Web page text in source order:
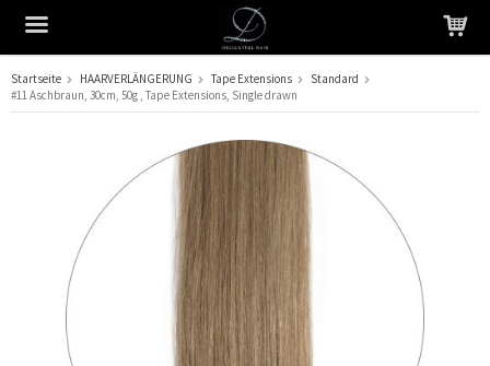
Das Produkt wurde in Ihren Warenkorb gelegt
Startseite HAARVERLÄNGERUNG Tape Extensions
Standard
#11 Aschbraun, 30cm, 50g , Tape Extensions, Single drawn